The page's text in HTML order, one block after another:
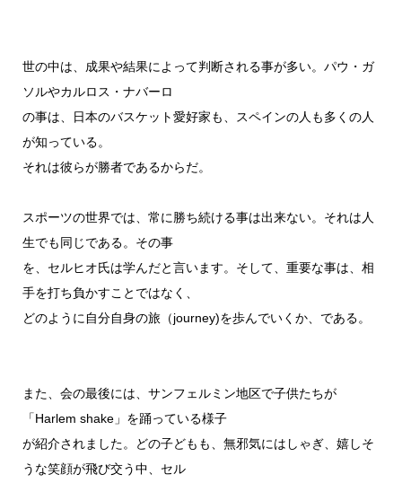
世の中は、成果や結果によって判断される事が多い。パウ・ガ
ソルやカルロス・ナバーロ
の事は、日本のバスケット愛好家も、スペインの人も多くの人
が知っている。
それは彼らが勝者であるからだ。
スポーツの世界では、常に勝ち続ける事は出来ない。それは人
生でも同じである。その事
を、セルヒオ氏は学んだと言います。そして、重要な事は、相
手を打ち負かすことではなく、
どのように自分自身の旅（journey)を歩んでいくか、である。
また、会の最後には、サンフェルミン地区で子供たちが
「Harlem shake」を踊っている様子
が紹介されました。どの子どもも、無邪気にはしゃぎ、嬉しそ
うな笑顔が飛び交う中、セル